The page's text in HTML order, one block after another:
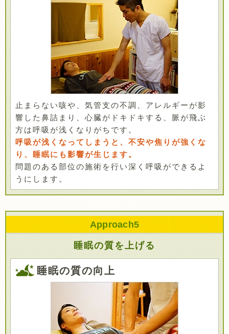
止まらない咳や、気管支の不調、アレルギーが影
響した鼻詰まり、心臓がドキドキする、脈が飛ぶ
方は呼吸が浅くなりがちです。
呼吸が浅くなってしまうと、不安や焦りが強くな
り、睡眠にも影響が生じます。
問題のある部位の施術を行い深く呼吸ができるよ
うにします。
Approach5
睡眠の質を上げる
睡眠の質の向上